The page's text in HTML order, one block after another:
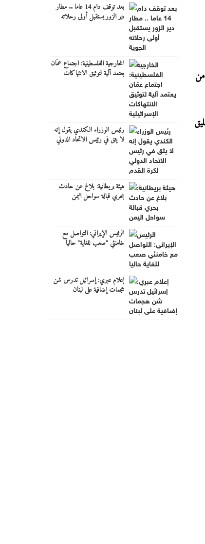
بعد توقف دام 14 عاما .. مطار
دير الزور يستقبل أولى رحلاته
الخارجية الفلسطينية: اجتماع عمّان
يعتمد آلية لتوثيق الانتهاكات
رئيس الوزراء الكندي يقول إنه
لا يثق في رئيس الاتحاد الدولي
هيئة بريطانية: بلاغ عن حادث
بحري قبالة سواحل اليمن
الرئيس الإيراني: التواصل مع
خامنئي "صعب للغاية" حاليا
إعلام عبري: إسرائيل تدرس شن
هجمات إضافية على لبنان